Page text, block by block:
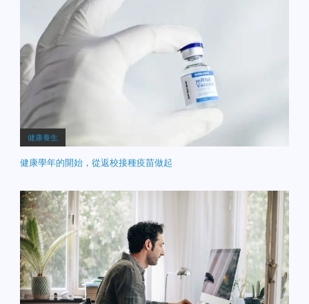
健康養生
健康學年的開始，從返校接種疫苗做起